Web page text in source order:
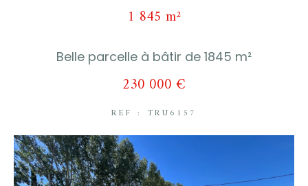
1 845 m²
Belle parcelle à bâtir de 1845 m²
230 000 €
REF : TRU6157